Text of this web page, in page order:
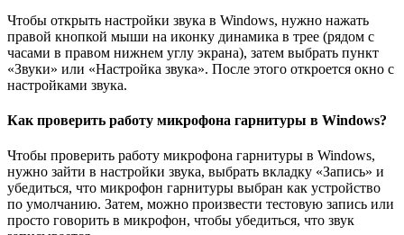
Чтобы открыть настройки звука в Windows, нужно нажать
правой кнопкой мыши на иконку динамика в трее (рядом с
часами в правом нижнем углу экрана), затем выбрать пункт
«Звуки» или «Настройка звука». После этого откроется окно с
настройками звука.
Как проверить работу микрофона гарнитуры в Windows?
Чтобы проверить работу микрофона гарнитуры в Windows,
нужно зайти в настройки звука, выбрать вкладку «Запись» и
убедиться, что микрофон гарнитуры выбран как устройство
по умолчанию. Затем, можно произвести тестовую запись или
просто говорить в микрофон, чтобы убедиться, что звук